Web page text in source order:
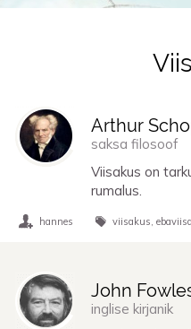
Tsitaadid teemal
Arthur
saksa filosoof
Viisakus on
rumalus.
hannes viisakus
John
inglise kirjanik